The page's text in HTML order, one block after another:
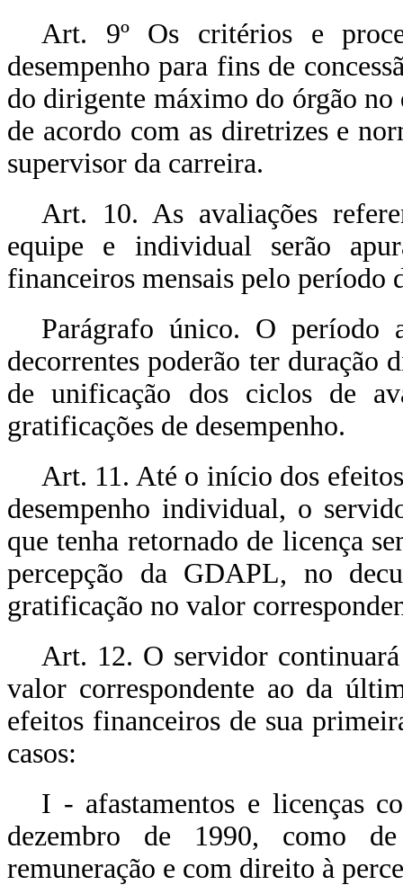
Art. 9º Os critérios e
desempenho para fins de
do dirigente máximo do órgão
de acordo com as diretrizes e
supervisor da carreira.
Art. 10. As avaliações
equipe e individual serão
financeiros mensais pelo período
Parágrafo único. O período
decorrentes poderão ter duração
de unificação dos ciclos de
gratificações de desempenho.
Art. 11. Até o início dos
desempenho individual, o
que tenha retornado de licença
percepção da GDAPL, no
gratificação no valor
Art. 12. O servidor
valor correspondente ao da
efeitos financeiros de sua
casos:
I - afastamentos e licenças
dezembro de 1990, como
remuneração e com direito à